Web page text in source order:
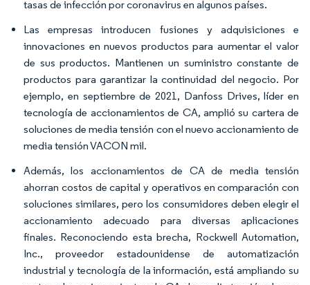
tasas de infección por coronavirus en algunos países.
Las empresas introducen fusiones y adquisiciones e
innovaciones en nuevos productos para aumentar el valor
de sus productos. Mantienen un suministro constante de
productos para garantizar la continuidad del negocio. Por
ejemplo, en septiembre de 2021, Danfoss Drives, líder en
tecnología de accionamientos de CA, amplió su cartera de
soluciones de media tensión con el nuevo accionamiento de
media tensión VACON mil.
Además, los accionamientos de CA de media tensión
ahorran costos de capital y operativos en comparación con
soluciones similares, pero los consumidores deben elegir el
accionamiento adecuado para diversas aplicaciones
finales. Reconociendo esta brecha, Rockwell Automation,
Inc., proveedor estadounidense de automatización
industrial y tecnología de la información, está ampliando su